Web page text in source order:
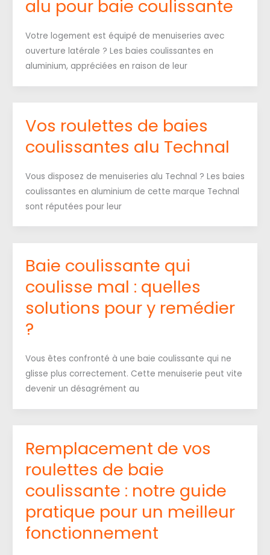
alu pour baie coulissante
Votre logement est équipé de menuiseries avec
ouverture latérale ? Les baies coulissantes en
aluminium, appréciées en raison de leur
Vos roulettes de baies
coulissantes alu Technal
Vous disposez de menuiseries alu Technal ? Les baies
coulissantes en aluminium de cette marque Technal
sont réputées pour leur
Baie coulissante qui
coulisse mal : quelles
solutions pour y remédier
?
Vous êtes confronté à une baie coulissante qui ne
glisse plus correctement. Cette menuiserie peut vite
devenir un désagrément au
Remplacement de vos
roulettes de baie
coulissante : notre guide
pratique pour un meilleur
fonctionnement